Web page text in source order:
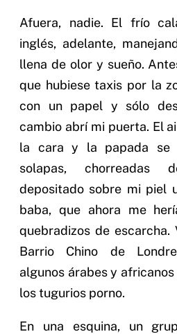
Afuera, nadie. El frío
inglés, adelante,
llena de olor y sueño.
que hubiese taxis por la
con un papel y sólo
cambio abrí mi puerta. El
la cara y la papada se
solapas, chorreadas
depositado sobre mi piel
baba, que ahora me
quebradizos de
Barrio Chino de
algunos árabes y
los tugurios porno.
En una esquina, un